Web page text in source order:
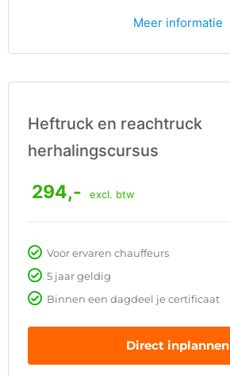
Meer informatie
Heftruck en reachtruck
herhalingscursus
294,- excl. btw
Voor ervaren chauffeurs
5 jaar geldig
Binnen een dagdeel je certificaat
Direct inplannen